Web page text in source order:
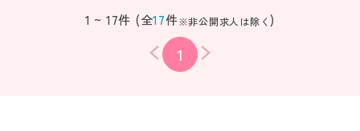
1 ~ 17件 (全17件※非公開求人は除く )
1